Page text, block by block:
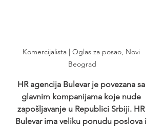
Komercijalista | Oglas za posao, Novi
Beograd
HR agencija Bulevar je povezana sa
glavnim kompanijama koje nude
zapošljavanje u Republici Srbiji. HR
Bulevar ima veliku ponudu poslova i